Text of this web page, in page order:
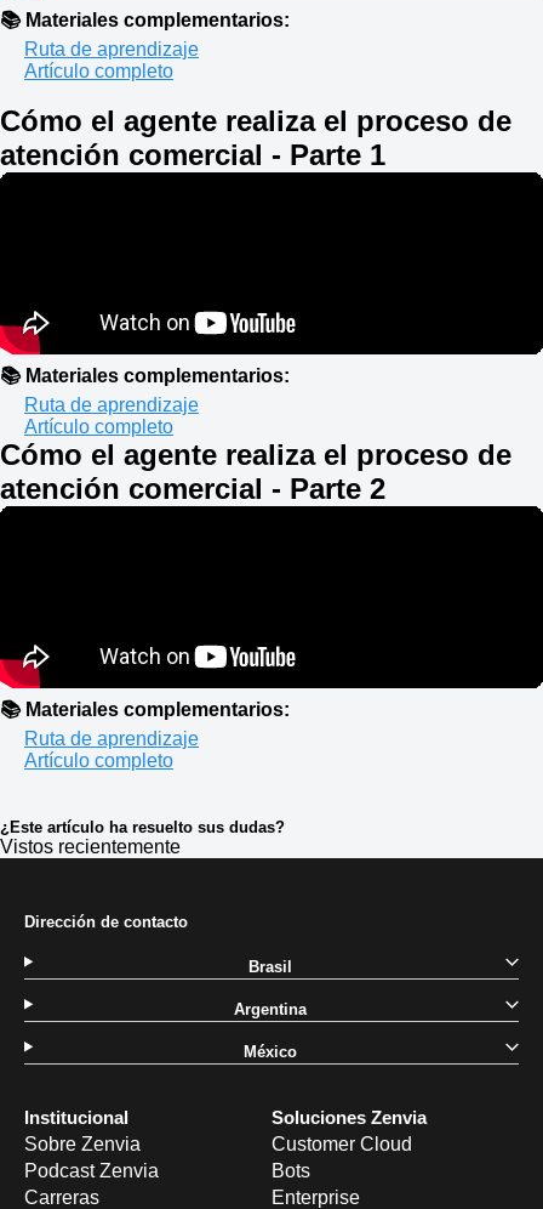
📚 Materiales complementarios:
Ruta de aprendizaje
Artículo completo
Cómo el agente realiza el proceso de
atención comercial - Parte 1
📚 Materiales complementarios:
Ruta de aprendizaje
Artículo completo
Cómo el agente realiza el proceso de
atención comercial - Parte 2
📚 Materiales complementarios:
Ruta de aprendizaje
Artículo completo
¿Este artículo ha resuelto sus dudas?
Vistos recientemente
Institucional
Sobre Zenvia
Podcast Zenvia
Carreras
Soluciones Zenvia
Customer Cloud
Bots
Enterprise
Dirección de contacto
Brasil
Argentina
México